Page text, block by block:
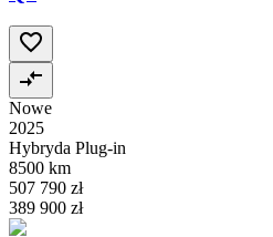
Nowe
2025
Hybryda Plug-in
8500 km
507 790 zł
389 900 zł